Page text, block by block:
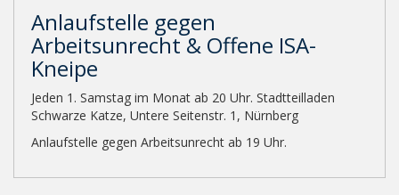
Anlaufstelle gegen
Arbeitsunrecht & Offene ISA-
Kneipe
Jeden 1. Samstag im Monat ab 20 Uhr. Stadtteilladen
Schwarze Katze, Untere Seitenstr. 1, Nürnberg
Anlaufstelle gegen Arbeitsunrecht ab 19 Uhr.